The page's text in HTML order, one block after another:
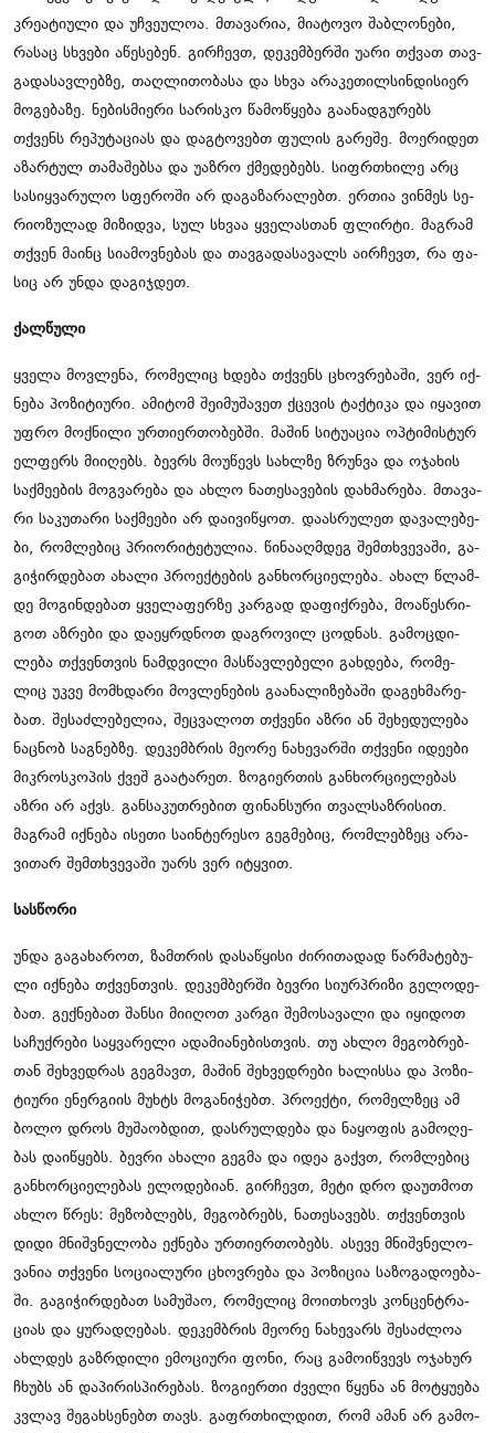
კრე­ა­ტი­უ­ლი და უჩ­ვე­უ­ლოა. მთა­ვა­რია, მი­ა­ტო­ვო შაბ­ლო­ნე­ბი,
რა­საც სხვე­ბი აწე­სე­ბენ. გირ­ჩევთ, დე­კემ­ბერ­ში უარი თქვათ თავ­
გა­და­სავ­ლებ­ზე, თაღ­ლი­თო­ბა­სა და სხვა არა­კე­თილ­სინ­დი­სი­ერ
მო­გე­ბა­ზე. ნე­ბის­მი­ე­რი სა­რის­კო წა­მო­წყე­ბა გა­ა­ნად­გუ­რებს
თქვენს რე­პუ­ტა­ცი­ას და დაგ­ტო­ვებთ ფუ­ლის გა­რე­შე. მო­ე­რი­დეთ
აზარ­ტულ თა­მა­შებ­სა და უაზ­რო ქმე­დე­ბებს. სიფრ­თხი­ლე არც
სა­სიყ­ვა­რუ­ლო სფე­რო­ში არ და­გა­ზა­რა­ლებთ. ერ­თია ვინ­მეს სე­
რი­ო­ზუ­ლად მი­ზიდ­ვა, სულ სხვაა ყვე­ლას­თან ფლირ­ტი. მაგ­რამ
თქვენ მა­ინც სი­ა­მოვ­ნე­ბას და თავ­გა­და­სა­ვალს აირ­ჩევთ, რა ფა­
სიც არ უნდა და­გიჯ­დეთ.
ქალ­წუ­ლი
ყვე­ლა მოვ­ლე­ნა, რო­მე­ლიც ხდე­ბა თქვენს ცხოვ­რე­ბა­ში, ვერ იქ­
ნე­ბა პო­ზი­ტი­უ­რი. ამი­ტომ შე­ი­მუ­შა­ვეთ ქცე­ვის ტაქ­ტი­კა და იყა­ვით
უფრო მოქ­ნი­ლი ურ­თი­ერ­თო­ბებ­ში. მა­შინ სი­ტუ­ა­ცია ოპ­ტი­მის­ტურ
ელ­ფერს მი­ი­ღებს. ბევ­რს მო­უ­წევს სახლზე ზრუნ­ვა და ოჯა­ხის
საქ­მე­ე­ბის მოგ­ვა­რე­ბა და ახლო ნა­თე­სა­ვე­ბის დახ­მა­რე­ბა. მთა­ვა­
რი სა­კუ­თა­რი საქ­მე­ე­ბი არ და­ი­ვი­წყოთ. და­ას­რუ­ლეთ და­ვა­ლე­ბე­
ბი, რომ­ლე­ბიც პრი­ო­რი­ტე­ტუ­ლია. წი­ნა­აღ­მდეგ შემ­თხვე­ვა­ში, გა­
გი­ჭირ­დე­ბათ ახა­ლი პრო­ექ­ტე­ბის გან­ხორ­ცი­ე­ლე­ბა. ახალ წლამ­
დე მო­გინ­დე­ბათ ყვე­ლა­ფერ­ზე კარ­გად და­ფიქ­რე­ბა, მო­ა­წეს­რი­
გოთ აზ­რე­ბი და და­ეყ­რდნოთ დაგ­რო­ვილ ცოდ­ნას. გა­მოც­დი­
ლე­ბა თქვენ­თვის ნამ­დვი­ლი მას­წავ­ლე­ბე­ლი გახ­დე­ბა, რო­მე­
ლიც უკვე მომ­ხდა­რი მოვ­ლე­ნე­ბის გა­ა­ნა­ლი­ზე­ბა­ში და­გეხ­მა­რე­
ბათ. შე­საძ­ლე­ბე­ლია, შეც­ვა­ლოთ თქვე­ნი აზრი ან შე­ხე­დუ­ლე­ბა
ნაც­ნობ საგ­ნებ­ზე. დე­კემ­ბრის მე­ო­რე ნა­ხე­ვარ­ში თქვე­ნი იდე­ე­ბი
მიკ­როს­კო­პის ქვეშ გა­ა­ტა­რეთ. ზო­გი­ერ­თის გან­ხორ­ცი­ე­ლე­ბას
აზრი არ აქვს. გან­სა­კუთ­რე­ბით ფი­ნან­სუ­რი თვალ­საზ­რი­სით.
მაგ­რამ იქ­ნე­ბა ისე­თი სა­ინ­ტე­რე­სო გეგ­მე­ბიც, რომ­ლებ­ზეც არა­
ვი­თარ შემ­თხვე­ვა­ში უარს ვერ იტყვით.
სას­წო­რი
უნდა გა­გა­ხა­როთ, ზამ­თრის და­სა­წყი­სი ძი­რი­თა­დად წარ­მა­ტე­ბუ­
ლი იქ­ნე­ბა თქვენ­თვის. დე­კემ­ბერ­ში ბევ­რი სი­ურპრი­ზი გე­ლო­დე­
ბათ. გექ­ნე­ბათ შან­სი მი­ი­ღოთ კარ­გი შე­მო­სა­ვა­ლი და იყი­დოთ
სა­ჩუქ­რე­ბი საყ­ვა­რე­ლი ადა­მი­ა­ნე­ბის­თვის. თუ ახლო მე­გობ­რებ­
თან შეხ­ვედ­რას გეგ­მავთ, მა­შინ შეხ­ვედ­რე­ბი ხა­ლის­სა და პო­ზი­
ტი­უ­რი ენერ­გი­ის მუხტს მო­გა­ნი­ჭებთ. პრო­ექ­ტი, რო­მელ­ზეც ამ
ბოლო დროს მუ­შა­ობ­დით, დას­რულ­დე­ბა და ნა­ყო­ფის გა­მო­ღე­
ბას და­ი­წყებს. ბევ­რი ახა­ლი გეგ­მა და იდეა გაქვთ, რომ­ლე­ბიც
გან­ხორ­ცი­ე­ლე­ბას ელო­დე­ბი­ან. გირ­ჩევთ, მეტი დრო და­უთ­მოთ
ახლო წრეს: მე­ზობ­ლებს, მე­გობ­რებს, ნა­თე­სა­ვებს. თქვენ­თვის
დიდი მნიშ­ვნე­ლო­ბა ექ­ნე­ბა ურ­თი­ერ­თო­ბებს. ასე­ვე მნიშ­ვნე­ლო­
ვა­ნია თქვე­ნი სო­ცი­ა­ლუ­რი ცხოვ­რე­ბა და პო­ზი­ცია სა­ზო­გა­დო­ე­ბა­
ში. გა­გი­ჭირ­დე­ბათ სა­მუ­შაო, რო­მე­ლიც მო­ი­თხოვს კონ­ცენ­ტრა­
ცი­ას და ყუ­რა­დღე­ბას. დე­კემ­ბრის მე­ო­რე ნა­ხე­ვარს შე­საძ­ლოა
ახ­ლდეს გაზ­რდი­ლი ემო­ცი­უ­რი ფონი, რაც გა­მო­იწ­ვევს ოჯა­ხურ
ჩხუბს ან და­პი­რის­პი­რე­ბას. ზო­გი­ერ­თი ძვე­ლი წყე­ნა ან მო­ტყუ­ე­ბა
კვლავ შე­გახ­სე­ნებთ თავს. გაფრ­თხილ­დით, რომ ამან არ გა­მო­